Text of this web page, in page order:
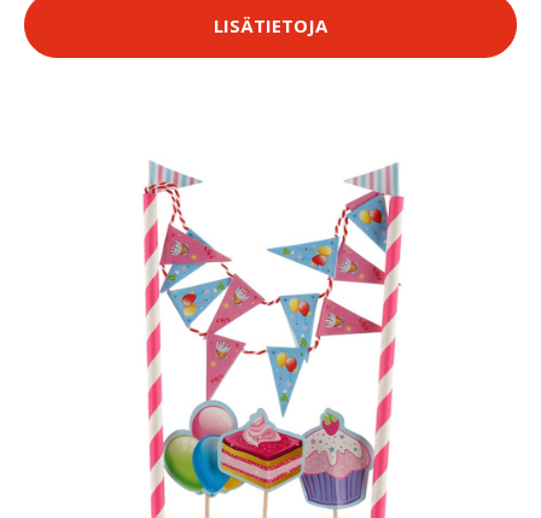
LISÄTIETOJA